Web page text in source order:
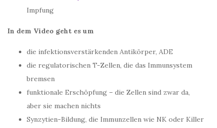
Impfung
In dem Video geht es um
die infektionsverstärkenden Antikörper, ADE
die regulatorischen T-Zellen, die das Immunsystem
bremsen
funktionale Erschöpfung – die Zellen sind zwar da,
aber sie machen nichts
Synzytien-Bildung, die Immunzellen wie NK oder Killer